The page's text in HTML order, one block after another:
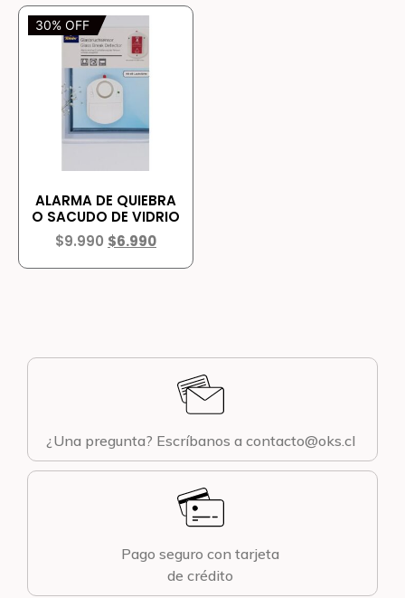
30% OFF
ALARMA DE QUIEBRA
O SACUDO DE VIDRIO
$9.990 $6.990
¿Una pregunta? Escríbanos a contacto@oks.cl
Pago seguro con tarjeta
de crédito